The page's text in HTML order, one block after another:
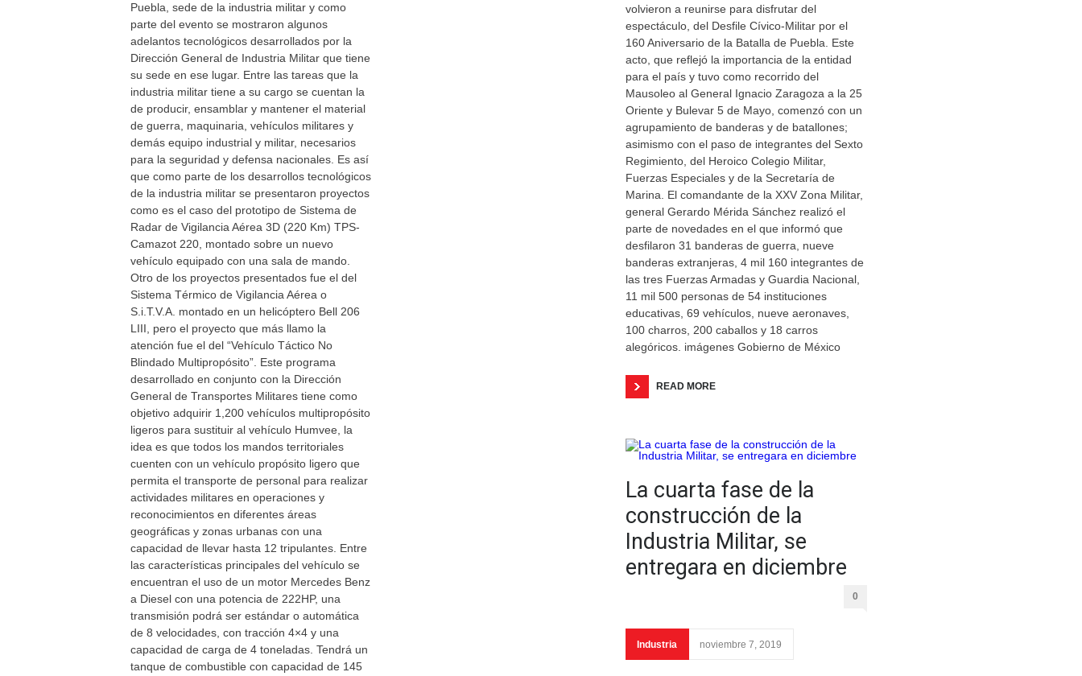
Puebla, sede de la industria militar y como
parte del evento se mostraron algunos
adelantos tecnológicos desarrollados por la
Dirección General de Industria Militar que tiene
su sede en ese lugar. Entre las tareas que la
industria militar tiene a su cargo se cuentan la
de producir, ensamblar y mantener el material
de guerra, maquinaria, vehículos militares y
demás equipo industrial y militar, necesarios
para la seguridad y defensa nacionales. Es así
que como parte de los desarrollos tecnológicos
de la industria militar se presentaron proyectos
como es el caso del prototipo de Sistema de
Radar de Vigilancia Aérea 3D (220 Km) TPS-
Camazot 220, montado sobre un nuevo
vehículo equipado con una sala de mando.
Otro de los proyectos presentados fue el del
Sistema Térmico de Vigilancia Aérea o
S.i.T.V.A. montado en un helicóptero Bell 206
LIII, pero el proyecto que más llamo la
atención fue el del “Vehículo Táctico No
Blindado Multipropósito”. Este programa
desarrollado en conjunto con la Dirección
General de Transportes Militares tiene como
objetivo adquirir 1,200 vehículos multipropósito
ligeros para sustituir al vehículo Humvee, la
idea es que todos los mandos territoriales
cuenten con un vehículo propósito ligero que
permita el transporte de personal para realizar
actividades militares en operaciones y
reconocimientos en diferentes áreas
geográficas y zonas urbanas con una
capacidad de llevar hasta 12 tripulantes. Entre
las características principales del vehículo se
encuentran el uso de un motor Mercedes Benz
a Diesel con una potencia de 222HP, una
transmisión podrá ser estándar o automática
de 8 velocidades, con tracción 4×4 y una
capacidad de carga de 4 toneladas. Tendrá un
tanque de combustible con capacidad de 145
volvieron a reunirse para disfrutar del
espectáculo, del Desfile Cívico-Militar por el
160 Aniversario de la Batalla de Puebla. Este
acto, que reflejó la importancia de la entidad
para el país y tuvo como recorrido del
Mausoleo al General Ignacio Zaragoza a la 25
Oriente y Bulevar 5 de Mayo, comenzó con un
agrupamiento de banderas y de batallones;
asimismo con el paso de integrantes del Sexto
Regimiento, del Heroico Colegio Militar,
Fuerzas Especiales y de la Secretaría de
Marina. El comandante de la XXV Zona Militar,
general Gerardo Mérida Sánchez realizó el
parte de novedades en el que informó que
desfilaron 31 banderas de guerra, nueve
banderas extranjeras, 4 mil 160 integrantes de
las tres Fuerzas Armadas y Guardia Nacional,
11 mil 500 personas de 54 instituciones
educativas, 69 vehículos, nueve aeronaves,
100 charros, 200 caballos y 18 carros
alegóricos. imágenes Gobierno de México
READ MORE
La cuarta fase de la
construcción de la
Industria Militar, se
entregara en diciembre
0
Industria noviembre 7, 2019